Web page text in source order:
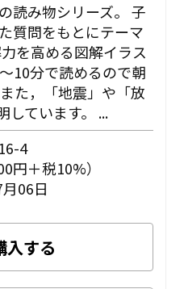
読み物シリーズ。 子
質問をもとにテーマ
を高める図解イラス
10分で読めるので朝
た，「地震」や「放
しています。 ...
4
円＋税10%）
06日
入する